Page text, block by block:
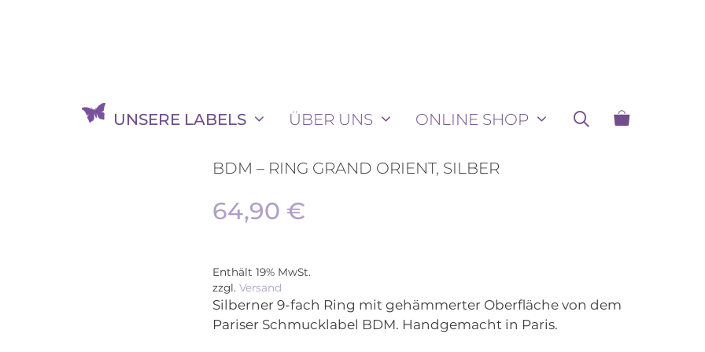
UNSERE LABELS ÜBER UNS ONLINE SHOP
BDM – RING GRAND ORIENT, SILBER
64,90 €
Enthält 19% MwSt.
zzgl.Versand
Silberner 9-fach Ring mit gehämmerter Oberfläche von dem
Pariser Schmucklabel BDM. Handgemacht in Paris.